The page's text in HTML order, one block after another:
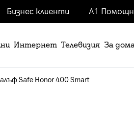
Бизнес клиенти А1
Интернет Телевизия За
Safe Honor 400 Smart